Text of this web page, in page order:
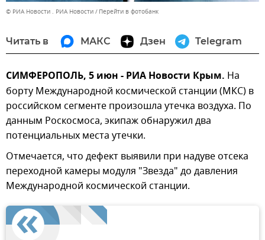
© РИА Новости . РИА Новости Перейти в фотобанк
Читать в МАКС Дзен Telegram
СИМФЕРОПОЛЬ, 5 июн - РИА Новости Крым. На
борту Международной космической станции (МКС) в
российском сегменте произошла утечка воздуха. По
данным Роскосмоса, экипаж обнаружил два
потенциальных места утечки.
Отмечается, что дефект выявили при надуве отсека
переходной камеры модуля "Звезда" до давления
Международной космической станции.